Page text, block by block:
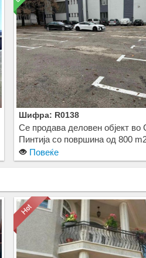
Шифра: R0138
Се продава деловен објект во
Пинтија со површина од 800
Цена: 0 EUR
Повеќе